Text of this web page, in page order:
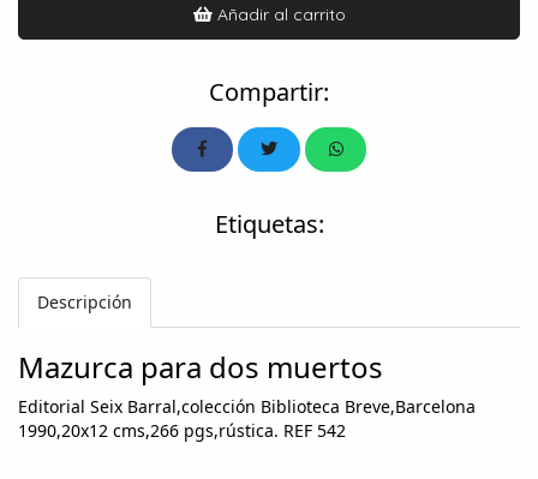
Añadir al carrito
Compartir:
Etiquetas:
Descripción
Mazurca para dos muertos
Editorial Seix Barral,colección Biblioteca Breve,Barcelona
1990,20x12 cms,266 pgs,rústica. REF 542